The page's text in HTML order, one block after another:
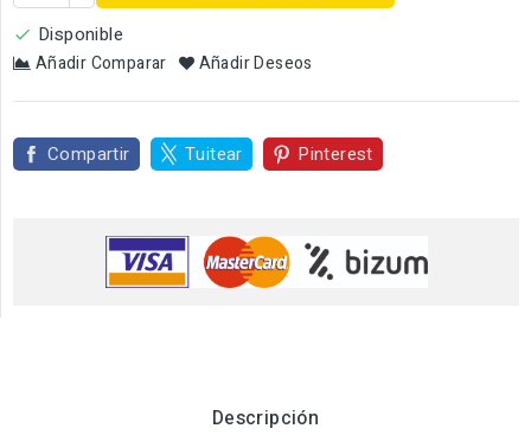
 Disponible
Añadir Comparar Añadir Deseos
Compartir Tuitear Pinterest
Descripción